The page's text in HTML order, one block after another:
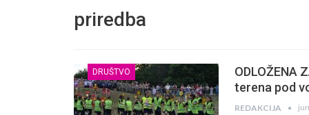
priredba
DRUŠTVO
ODLOŽENA
terena pod
REDAKCIJA